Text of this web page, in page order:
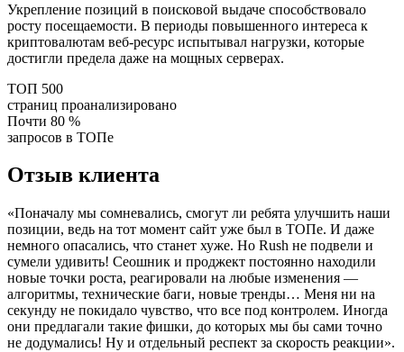
Укрепление позиций в поисковой выдаче способствовало
росту посещаемости. В периоды повышенного интереса к
криптовалютам веб-ресурс испытывал нагрузки, которые
достигли предела даже на мощных серверах.
ТОП 500
страниц проанализировано
Почти 80 %
запросов в ТОПе
Отзыв клиента
«Поначалу мы сомневались, смогут ли ребята улучшить наши
позиции, ведь на тот момент сайт уже был в ТОПе. И даже
немного опасались, что станет хуже. Но Rush не подвели и
сумели удивить! Сеошник и проджект постоянно находили
новые точки роста, реагировали на любые изменения —
алгоритмы, технические баги, новые тренды… Меня ни на
секунду не покидало чувство, что все под контролем. Иногда
они предлагали такие фишки, до которых мы бы сами точно
не додумались! Ну и отдельный респект за скорость реакции».